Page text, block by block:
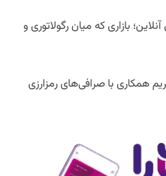
بازاری که میان رگولاتوری و
همکاری با صرافی‌های رمزارزی